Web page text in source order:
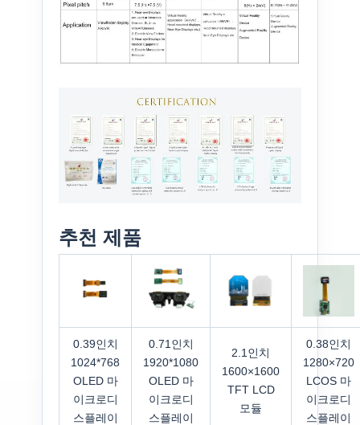
추천 제품
0.39인치
1024*768
OLED 마
이크로디
스플레이
0.71인치
1920*1080
OLED 마
이크로디
스플레이
2.1인치
1600×1600
TFT LCD
모듈
0.38인치
1280×720
LCOS 마
이크로디
스플레이